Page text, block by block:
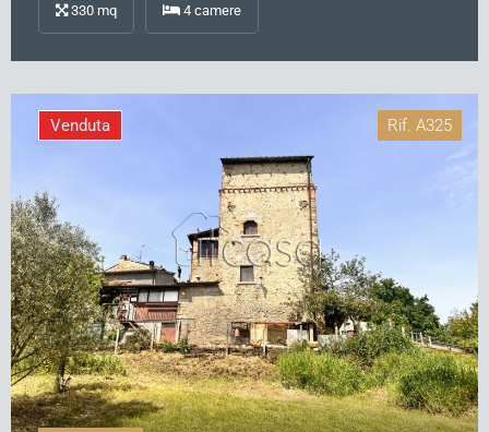
330 mq 4 camere
Venduta Rif. A325